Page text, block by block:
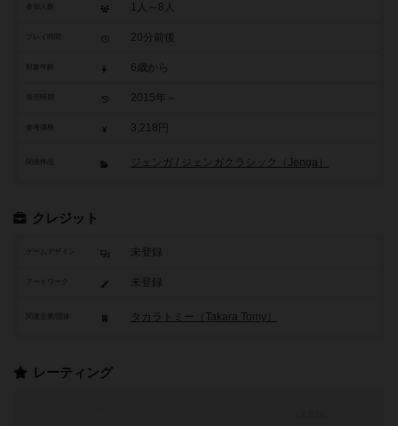
参加人数 1人～8人
20分前後
6歳から
2015年～
参考価格 3,218円
関連作品 ジェンガ / ジェンガクラシック（Jenga）
クレジット
ゲームデザイン 未登録
アートワーク 未登録
タカラトミー（Takara Tomy）
レーティング